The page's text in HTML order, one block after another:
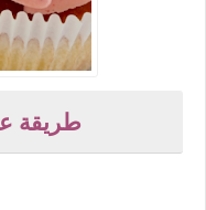
طريقة